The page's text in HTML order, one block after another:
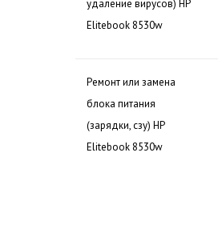
удаление вирусов) HP
Elitebook 8530w
Ремонт или замена
блока питания
(зарядки, сзу) HP
Elitebook 8530w